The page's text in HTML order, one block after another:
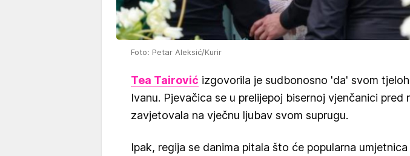
Foto: Petar Aleksić/Kurir
Tea Tairović izgovorila je sudbonosno 'da' svom
Ivanu. Pjevačica se u prelijepoj bisernoj vjenčanici pred
zavjetovala na vječnu ljubav svom suprugu.
Ipak, regija se danima pitala što će popularna